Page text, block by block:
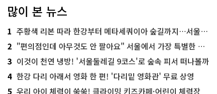
많이 본 뉴스
1 주황색 리본 따라 한강부터 메타세쿼이아 숲길까지…서울둘레길 15코스
2 "편의점인데 아무것도 안 팔아요" 서울에서 가장 특별한 편의점의 정체
3 이것이 천연 냉방! '서울둘레길 9코스'로 숲속 피서 떠나볼까
4 한강 다리 아래서 영화 한 편! '다리밑 영화관' 무료 상영
5 우리 아이 체력이 쑥쑥! 클라이밍 키즈카페·어린이 체력장